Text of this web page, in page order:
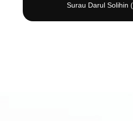
Surau Darul Solihin